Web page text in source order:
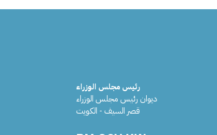
رئيس مجلس الوزراء
ديوان رئيس مجلس الوزراء
قصر السيف - الكويت